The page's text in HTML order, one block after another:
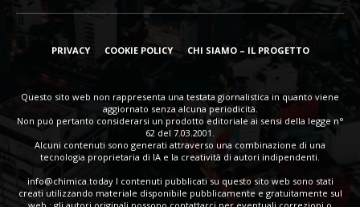
PRIVACY COOKIE POLICY CHI SIAMO – IL PROGETTO
Questo sito web non rappresenta una testata giornalistica in quanto viene
aggiornato senza alcuna periodicità.
Non può pertanto considerarsi un prodotto editoriale ai sensi della legge n°
62 del 7.03.2001.
Alcuni contenuti sono generati attraverso una combinazione di una
tecnologia proprietaria di IA e la creatività di autori indipendenti.
info@chimica.todayI contenuti pubblicati su questo sito web sono stati
creati utilizzando materiale disponibile pubblicamente e gratuitamente sul